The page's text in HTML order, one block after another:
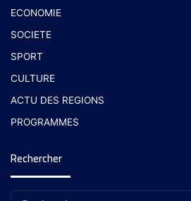
ECONOMIE
SOCIETE
SPORT
CULTURE
ACTU DES REGIONS
PROGRAMMES
Rechercher